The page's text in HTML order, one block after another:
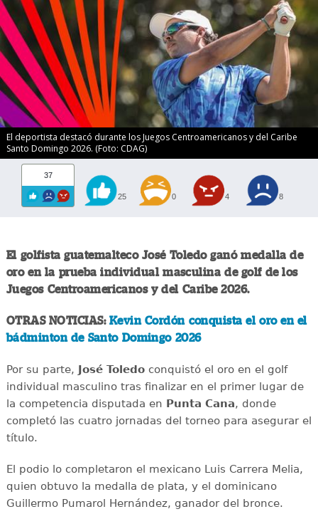
El deportista destacó durante los Juegos Centroamericanos y del Caribe
Santo Domingo 2026. (Foto: CDAG)
37
25 0 4 8
El golfista guatemalteco José Toledo ganó medalla de
oro en la prueba individual masculina de golf de los
Juegos Centroamericanos y del Caribe 2026.
OTRAS NOTICIAS: Kevin Cordón conquista el oro en el
bádminton de Santo Domingo 2026
Por su parte, José Toledoconquistó el oro en el golf
individual masculino tras finalizar en el primer lugar de
la competencia disputada en Punta Cana, donde
completó las cuatro jornadas del torneo para asegurar el
título.
El podio lo completaron el mexicano Luis Carrera Melia,
quien obtuvo la medalla de plata, y el dominicano
Guillermo Pumarol Hernández, ganador del bronce.